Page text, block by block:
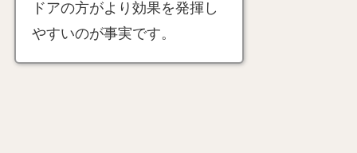
ドアの方がより効果を発揮し
やすいのが事実です。